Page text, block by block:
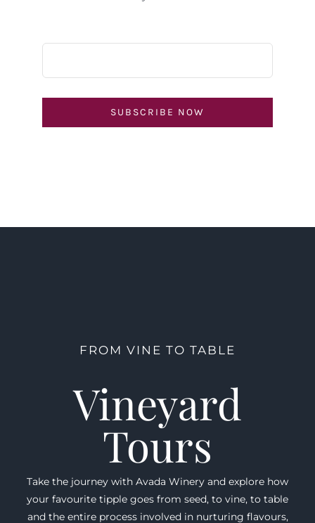
SUBSCRIBE NOW
FROM VINE TO TABLE
Vineyard
Tours
Take the journey with Avada Winery and explore how
your favourite tipple goes from seed, to vine, to table
and the entire process involved in nurturing flavours,